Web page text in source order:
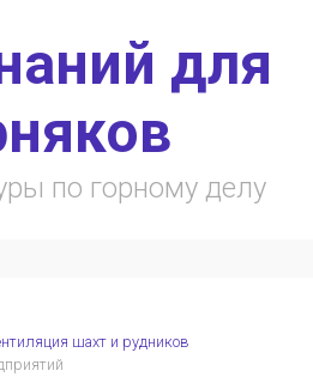
для
по горному делу
шахт и рудников